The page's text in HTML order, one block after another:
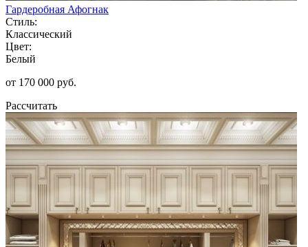
Гардеробная Афогнак
Стиль:
Классический
Цвет:
Белый
от 170 000 руб.
Рассчитать